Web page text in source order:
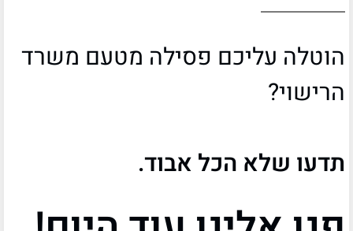
הוטלה עליכם פסילה מטעם משרד
הרישוי?
תדעו שלא הכל אבוד.